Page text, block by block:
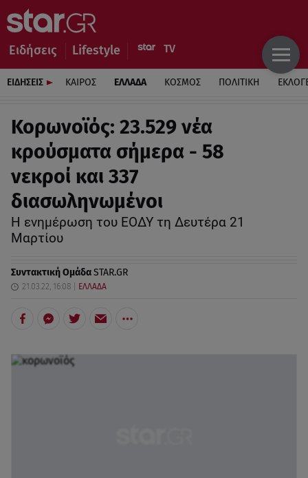
Ειδήσεις Lifestyle
ΕΙΔΗΣΕΙΣ ΚΑΙΡΟΣ ΕΛΛΑΔΑ ΚΟΣΜΟΣ ΠΟΛΙΤΙΚΗ
Κορωνοϊός: 23.529 νέα
κρούσματα σήμερα - 58
νεκροί και 337
διασωληνωμένοι
Η ενημέρωση του ΕΟΔΥ τη Δευτέρα 21
Μαρτίου
Συντακτική ΟμάδαSTAR.GR
21.03.22, 16:08 ΕΛΛΑΔΑ